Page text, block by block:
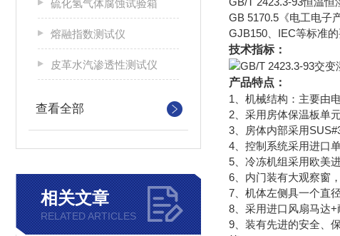
硫化氢气体腐蚀试验箱
熔融指数测试仪
皮革水汽渗透性测试仪
查看全部
相关文章
RELATED ARTICLES
GB 5170.5《电工电子
GJB150、IEC等标准
技术指标：
产品特点：
1、机械结构：主要由
2、采用房体保温板单
3、房体内部采用
4、控制系统采用进口
5、冷冻机组采用欧美
6、内门装有大观察窗
7、机体左侧具一个直
8、采用进口风扇马达
9、装有先进的安全、